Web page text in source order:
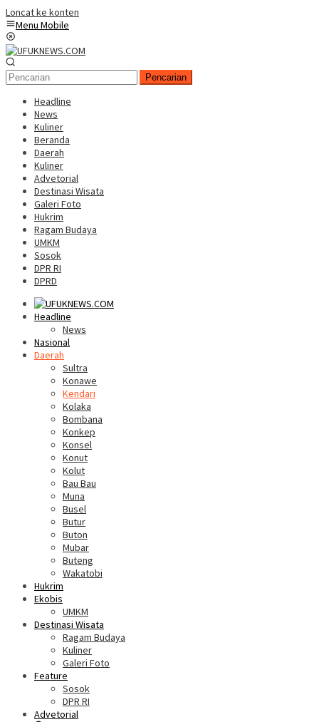
Loncat ke konten
Menu Mobile
Pencarian
Headline
News
Kuliner
Beranda
Daerah
Kuliner
Advetorial
Destinasi Wisata
Galeri Foto
Hukrim
Ragam Budaya
UMKM
Sosok
DPR RI
DPRD
Headline
News
Nasional
Daerah
Sultra
Konawe
Kendari
Kolaka
Bombana
Konkep
Konsel
Konut
Kolut
Bau Bau
Muna
Busel
Butur
Buton
Mubar
Buteng
Wakatobi
Hukrim
Ekobis
UMKM
Destinasi Wisata
Ragam Budaya
Kuliner
Galeri Foto
Feature
Sosok
DPR RI
Advetorial